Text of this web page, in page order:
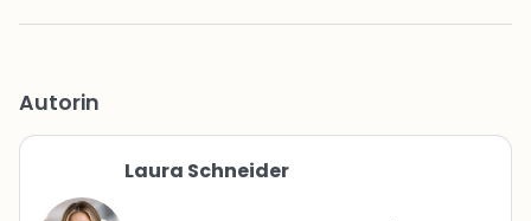
Autorin
Laura Schneider